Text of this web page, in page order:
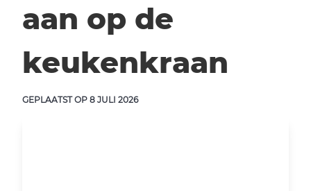
aan op de
keukenkraan
GEPLAATST OP 8 JULI 2026